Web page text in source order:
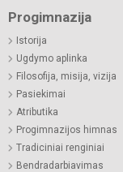
Progimnazija
Istorija
Ugdymo aplinka
Filosofija, misija, vizija
Pasiekimai
Atributika
Progimnazijos himnas
Tradiciniai renginiai
Bendradarbiavimas